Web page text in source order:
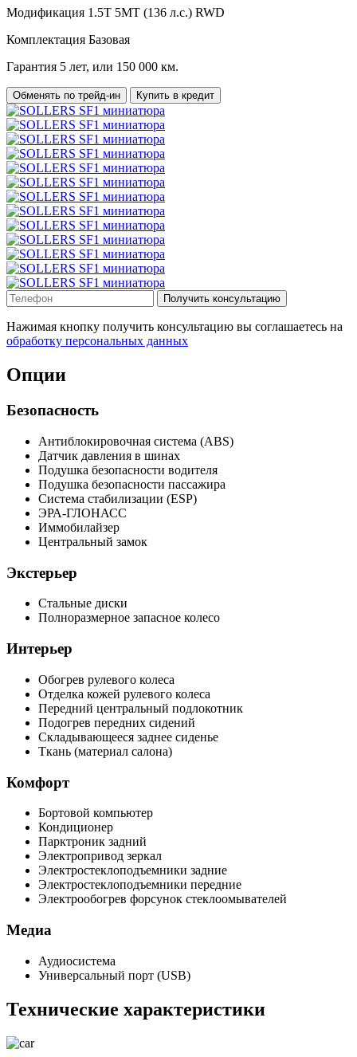
Модификация 1.5T 5MT (136 л.с.) RWD
Комплектация Базовая
Гарантия 5 лет, или 150 000 км.
Обменять по трейд-ин Купить в кредит
Получить консультацию
Нажимая кнопку получить консультацию вы соглашаетесь на
обработку персональных данных
Опции
Безопасность
Антиблокировочная система (ABS)
Датчик давления в шинах
Подушка безопасности водителя
Подушка безопасности пассажира
Система стабилизации (ESP)
ЭРА-ГЛОНАСС
Иммобилайзер
Центральный замок
Экстерьер
Стальные диски
Полноразмерное запасное колесо
Интерьер
Обогрев рулевого колеса
Отделка кожей рулевого колеса
Передний центральный подлокотник
Подогрев передних сидений
Складывающееся заднее сиденье
Ткань (материал салона)
Комфорт
Бортовой компьютер
Кондиционер
Парктроник задний
Электропривод зеркал
Электростеклоподъемники задние
Электростеклоподъемники передние
Электрообогрев форсунок стеклоомывателей
Медиа
Аудиосистема
Универсальный порт (USB)
Технические характеристики